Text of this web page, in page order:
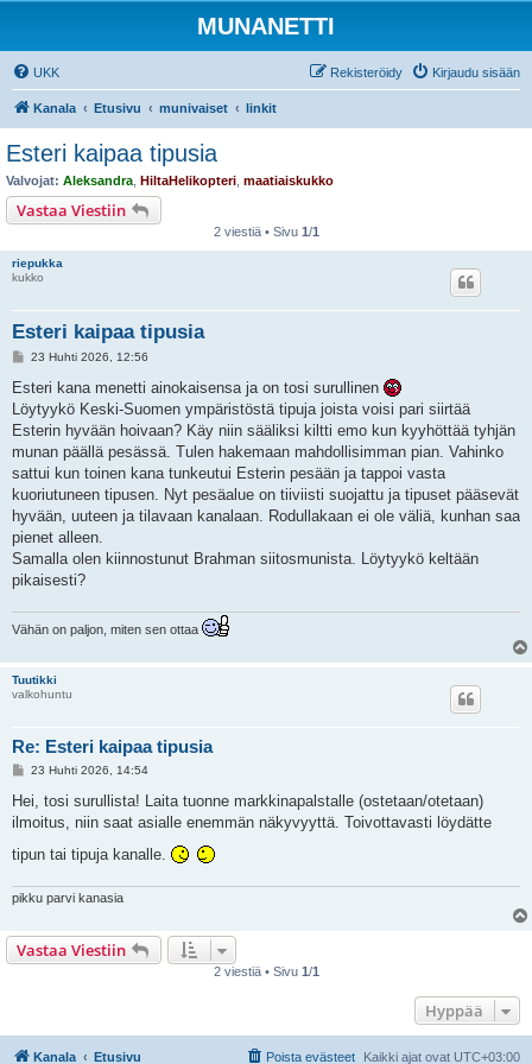
MUNANETTI
UKK Kirjaudu sisään
Rekisteröidy
Kanala Etusivu munivaiset linkit
Esteri kaipaa tipusia
Valvojat: Aleksandra HiltaHelikopteri maatiaiskukko
Vastaa Viestiin
2 viestiä • Sivu 1/1
riepukka
kukko
Esteri kaipaa tipusia
V
e
t
i
23 Huhti 2026, 12:56
Esteri kana menetti ainokaisensa ja on tosi surullinen
Löytyykö Keski-Suomen ympäristöstä tipuja joista voisi pari siirtää
Esterin hyvään hoivaan? Käy niin sääliksi kiltti emo kun kyyhöttää tyhjän
munan päällä pesässä. Tulen hakemaan mahdollisimman pian. Vahinko
sattui kun toinen kana tunkeutui Esterin pesään ja tappoi vasta
kuoriutuneen tipusen. Nyt pesäalue on tiiviisti suojattu ja tipuset pääsevät
hyvään, uuteen ja tilavaan kanalaan. Rodullakaan ei ole väliä, kunhan saa
pienet alleen.
Samalla olen kiinnostunut Brahman siitosmunista. Löytyykö keltään
pikaisesti?
Vähän on paljon, miten sen ottaa
Tuutikki
valkohuntu
Re: Esteri kaipaa tipusia
V
e
t
23 Huhti 2026, 14:54
Hei, tosi surullista! Laita tuonne markkinapalstalle (ostetaan/otetaan)
ilmoitus, niin saat asialle enemmän näkyvyyttä. Toivottavasti löydätte
tipun tai tipuja kanalle.
pikku parvi kanasia
Vastaa Viestiin
2 viestiä • Sivu 1/1
Hyppää
Kanala Etusivu Kaikki ajat ovat UTC+03:00
Poista evästeet